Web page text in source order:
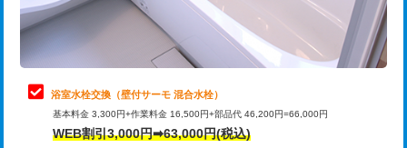
止水・漏水調査・防水処理・清掃・修
理・調整・分解・加工など（軽作業）
止水・漏水調査・防水処理・清掃・修
理・調整・分解・加工など（中作業）
22,000円
止水・漏水調査・防水処理・清掃・修
理・調整・分解・加工など（重作業）
33,000円
浴室水栓交換（壁付サーモ 混合水栓）
基本料金 3,300円+作業料金 16,500円+部品代 46,200円=66,000円
WEB割引3,000円➡63,000円(税込)